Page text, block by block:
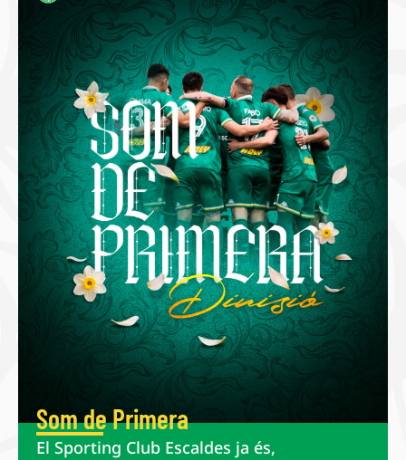
Som de Primera
El Sporting Club Escaldes ja és,